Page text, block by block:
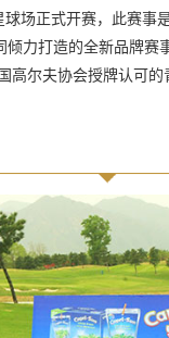
球场正式开赛，此赛事
倾力打造的全新品牌赛
高尔夫协会授牌认可